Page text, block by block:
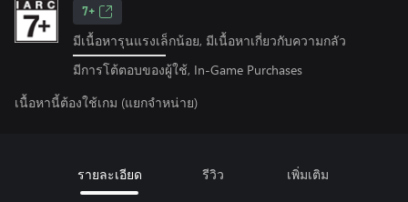
7+
มีเนื้อหารุนแรงเล็กน้อย, มีเนื้อหาเกี่ยวกับความกลัว
มีการโต้ตอบของผู้ใช้, In-Game Purchases
เนื้อหานี้ต้องใช้เกม (แยกจำหน่าย)
รายละเอียด รีวิว เพิ่มเติม